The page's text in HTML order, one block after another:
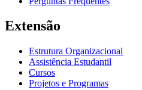
Extensão
Estrutura Organizacional
Assistência Estudantil
Cursos
Projetos e Programas